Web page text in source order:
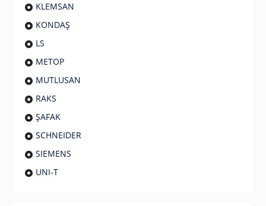
KLEMSAN
KONDAŞ
LS
METOP
MUTLUSAN
RAKS
ŞAFAK
SCHNEIDER
SIEMENS
UNI-T